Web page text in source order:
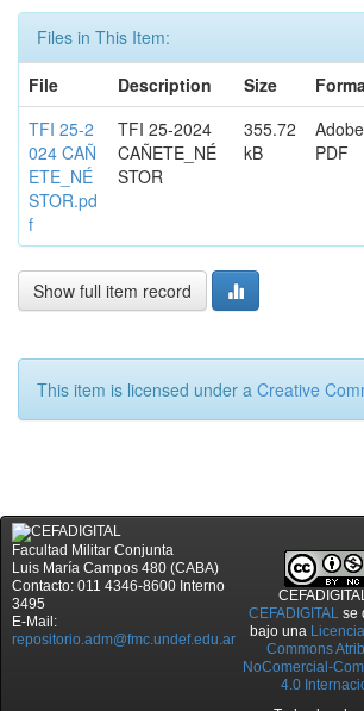
Files in This Item:
File
Description Size
TFI 25-2
024 CAÑ
ETE_NÉ
STOR.pd
f
TFI 25-2024
CAÑETE_NÉ
STOR
355.72
kB
Adobe
PDF
Show full item record
This item is licensed under a Creative
Facultad Militar Conjunta
Luis María Campos 480 (CABA)
Contacto: 011 4346-8600 Interno
3495
E-Mail:
repositorio.adm@fmc.undef.edu.ar
CEFADIGITALse
bajo una
Commons
NoComercial-
4.0